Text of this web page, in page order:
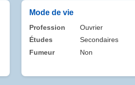
Mode de vie
Profession
Ouvrier
Études
Secondaires
Fumeur
Non